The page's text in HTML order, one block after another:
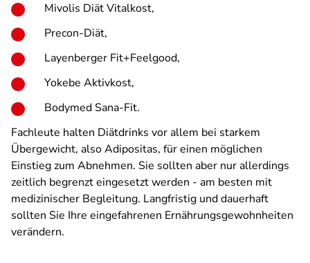
Mivolis Diät Vitalkost,
Precon-Diät,
Layenberger Fit+Feelgood,
Yokebe Aktivkost,
Bodymed Sana-Fit.
Fachleute halten Diätdrinks vor allem bei starkem
Übergewicht, also Adipositas, für einen möglichen
Einstieg zum Abnehmen. Sie sollten aber nur allerdings
zeitlich begrenzt eingesetzt werden - am besten mit
medizinischer Begleitung. Langfristig und dauerhaft
sollten Sie Ihre eingefahrenen Ernährungsgewohnheiten
verändern.